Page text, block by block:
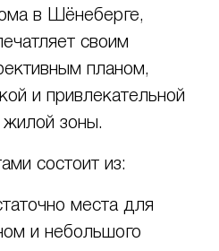
в Шёнеберге,
своим
планом,
и привлекательной
зоны.
состоит из:
места для
и небольшого